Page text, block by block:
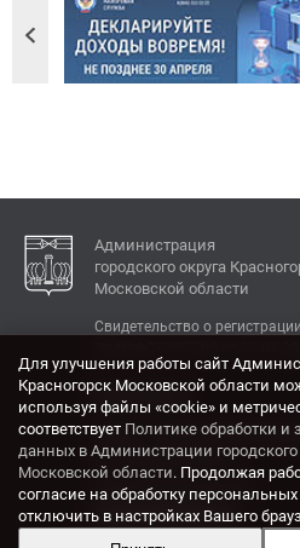
Администрация
городского округа
Московской области
Свидетельство о
КОНТАКТЫ
Адрес: 143404,
ул. Ленина, дом 4.
Электронная почта:
krasrn@mosreg.ru
Для улучшения работы сайт
Красногорск Московской области
используя файлы «cookie» и
соответствует Политике обработки
данных в Администрации городского
Московской области. Продолжая
согласие на обработку
отключить в настройках Вашего